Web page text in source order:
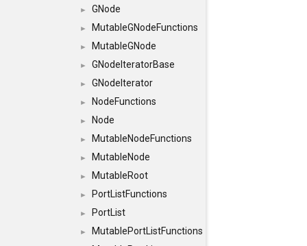
► GNode
► MutableGNodeFunctions
► MutableGNode
► GNodeIteratorBase
► GNodeIterator
► NodeFunctions
► Node
► MutableNodeFunctions
► MutableNode
► MutableRoot
► PortListFunctions
► PortList
►
MutablePortListFunctions